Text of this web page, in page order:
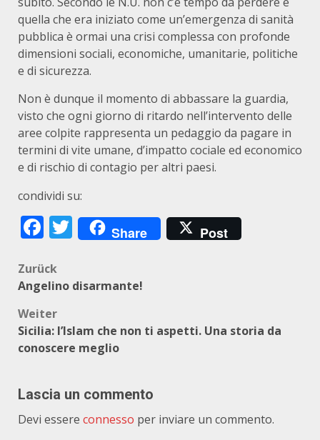
quella che era iniziato come un’emergenza di sanità
pubblica è ormai una crisi complessa con profonde
dimensioni sociali, economiche, umanitarie, politiche
e di sicurezza.
Non è dunque il momento di abbassare la guardia,
visto che ogni giorno di ritardo nell’intervento delle
aree colpite rappresenta un pedaggio da pagare in
termini di vite umane, d’impatto cociale ed economico
e di rischio di contagio per altri paesi.
condividi su:
Facebook
Twitter
Share Post
Beitragsnavigation
Zurück
Angelino disarmante!
Weiter
Sicilia: l’Islam che non ti aspetti. Una storia da
conoscere meglio
Lascia un commento
Devi essere connesso per inviare un commento.